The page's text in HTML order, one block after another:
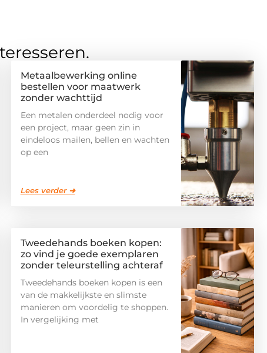
Metaalbewerking online
bestellen voor maatwerk
zonder wachttijd
Een metalen onderdeel nodig voor
een project, maar geen zin in
eindeloos mailen, bellen en wachten
op een
Lees verder ➜
Tweedehands boeken kopen:
zo vind je goede exemplaren
zonder teleurstelling achteraf
Tweedehands boeken kopen is een
van de makkelijkste en slimste
manieren om voordelig te shoppen.
In vergelijking met